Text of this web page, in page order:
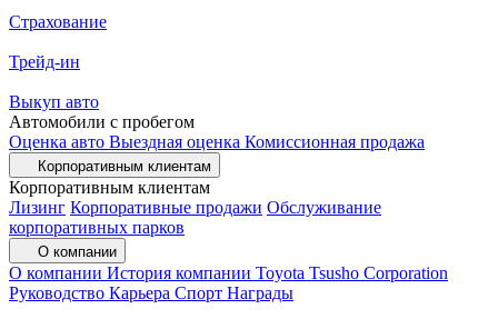
Страхование
Трейд-ин
Выкуп авто
Автомобили с пробегом
Оценка авто Выездная оценка Комиссионная продажа
Корпоративным клиентам
Корпоративным клиентам
Лизинг Корпоративные продажи Обслуживание
корпоративных парков
О компании
О компании История компании Toyota Tsusho Corporation
Руководство Карьера Спорт Награды